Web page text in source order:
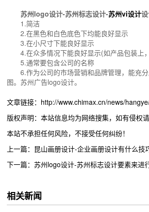
苏州logo设计-苏州标志设计-苏州vi设计
1.简洁
2.在黑色和白色底色下均能良好显示
3.在小尺寸下能良好显示
4.在众多情况下能良好显示(如产品包装上
5.通常要包含公司的名称
6.作为公司的市场营销和品牌管理，能充
图。苏州广告logo设计。
文章链接：http://www.chimax.cn/news/
版权声明：本站信息均为网络搜集，如有侵权
本站不承担任何风险，不接受任何纠纷！
上一篇：昆山画册设计-企业画册设计有什么技
下一篇：苏州logo设计-苏州标志设计要素来进
相关新闻